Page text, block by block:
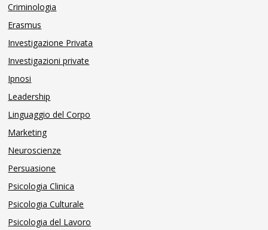
Criminologia
Erasmus
Investigazione Privata
Investigazioni private
Ipnosi
Leadership
Linguaggio del Corpo
Marketing
Neuroscienze
Persuasione
Psicologia Clinica
Psicologia Culturale
Psicologia del Lavoro